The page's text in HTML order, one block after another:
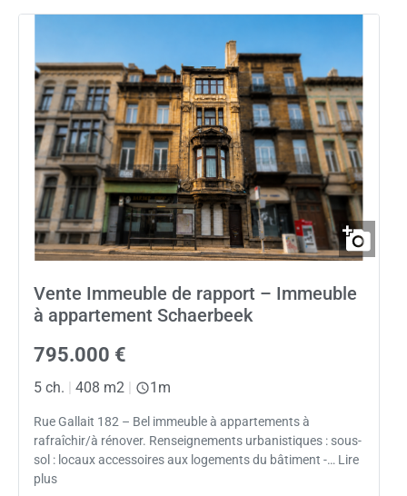
Vente Immeuble de rapport – Immeuble
à appartement Schaerbeek
795.000 €
5 ch. 408 m2 1m
Rue Gallait 182 – Bel immeuble à appartements à
rafraîchir/à rénover. Renseignements urbanistiques : sous-
sol : locaux accessoires aux logements du bâtiment -… Lire
plus